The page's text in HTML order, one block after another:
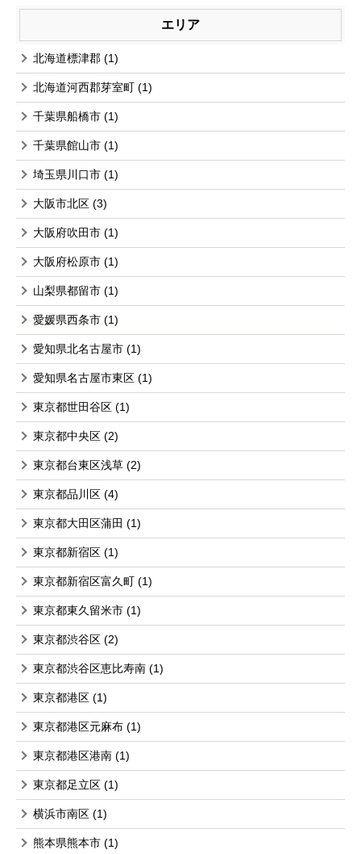
エリア
北海道標津郡 (1)
北海道河西郡芽室町 (1)
千葉県船橋市 (1)
千葉県館山市 (1)
埼玉県川口市 (1)
大阪市北区 (3)
大阪府吹田市 (1)
大阪府松原市 (1)
山梨県都留市 (1)
愛媛県西条市 (1)
愛知県北名古屋市 (1)
愛知県名古屋市東区 (1)
東京都世田谷区 (1)
東京都中央区 (2)
東京都台東区浅草 (2)
東京都品川区 (4)
東京都大田区蒲田 (1)
東京都新宿区 (1)
東京都新宿区富久町 (1)
東京都東久留米市 (1)
東京都渋谷区 (2)
東京都渋谷区恵比寿南 (1)
東京都港区 (1)
東京都港区元麻布 (1)
東京都港区港南 (1)
東京都足立区 (1)
横浜市南区 (1)
熊本県熊本市 (1)